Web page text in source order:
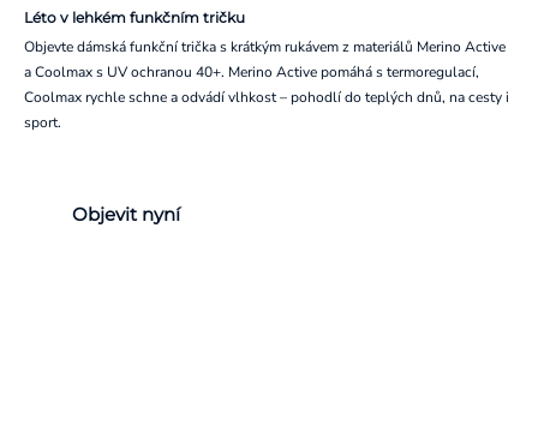
Léto v lehkém funkčním tričku
Objevte dámská funkční trička s krátkým rukávem z materiálů Merino Active
a Coolmax s UV ochranou 40+. Merino Active pomáhá s termoregulací,
Coolmax rychle schne a odvádí vlhkost – pohodlí do teplých dnů, na cesty i
sport.
Objevit nyní